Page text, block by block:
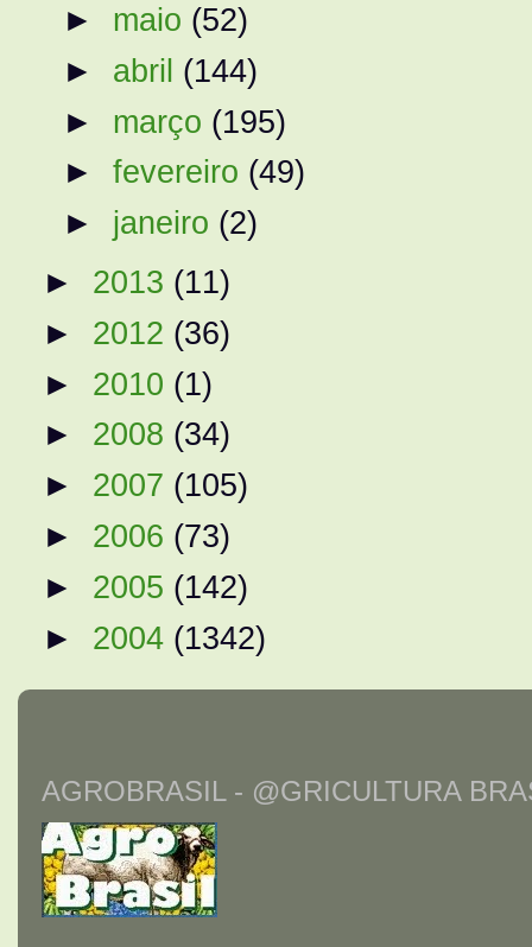
► maio (52)
► abril (144)
► março (195)
►fevereiro (49)
► janeiro (2)
► 2013 (11)
► 2012 (36)
► 2010 (1)
► 2008 (34)
► 2007 (105)
► 2006 (73)
► 2005 (142)
► 2004 (1342)
AGROBRASIL - @GRICULTURA